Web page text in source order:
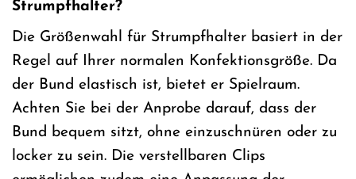
Strumpfhalter?
Die Größenwahl für Strumpfhalter basiert in der
Regel auf Ihrer normalen Konfektionsgröße. Da
der Bund elastisch ist, bietet er Spielraum.
Achten Sie bei der Anprobe darauf, dass der
Bund bequem sitzt, ohne einzuschnüren oder zu
locker zu sein. Die verstellbaren Clips